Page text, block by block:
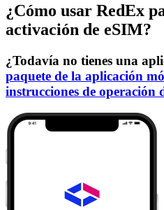
¿Cómo usar RedEx
activación de eSIM?
¿Todavía no tienes una
paquete de la aplicación
instrucciones de operación